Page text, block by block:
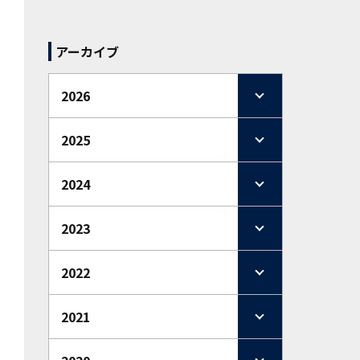
アーカイブ
2026
2025
2024
2023
2022
2021